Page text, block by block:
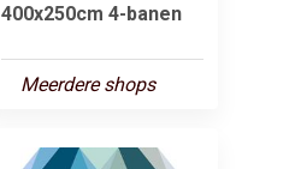
400x250cm 4-banen
Meerdere shops